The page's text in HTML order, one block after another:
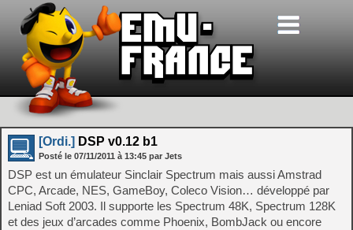
[Ordi.] DSP v0.12 b1
Posté le 07/11/2011 à 13:45 par Jets
DSP est un émulateur Sinclair Spectrum mais aussi Amstrad
CPC, Arcade, NES, GameBoy, Coleco Vision… développé par
Leniad Soft 2003. Il supporte les Spectrum 48K, Spectrum 128K
et des jeux d’arcades comme Phoenix, BombJack ou encore